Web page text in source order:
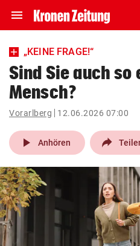
menu Navigation
ein-/ausklappen
account_circle Anmelden
pin_drop
Wien
bookmark
search
Suchbegriff
eingeben
„KEINE FRAGE!“
Sind Sie auch
Mensch?
Vorarlberg 12.06.2026 07:00
play_arrow Anhören